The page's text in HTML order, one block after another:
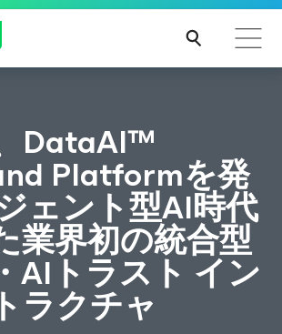
向けのVeeamのガイダンス
DataAI™
Platformを発
ェント型AI時代
業界初の統合型
AIトラスト イン
ラクチャ